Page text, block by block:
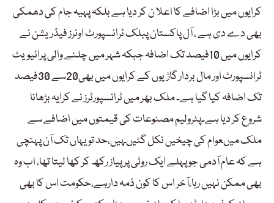
کرایوں میں بڑا اضافے کا اعلا ن کر دیا ہے بلکہ پہیہ جام کی دھمکی
بھی دے دی ہے ، آل پاکستان پبلک ٹرانسپورٹ اونرز فیڈریشن نے
کرایوں میں 10فیصد تک اضافہ جبکہ شہر میں چلنے والی پرائیویٹ
ٹرانسپورٹ اور مال بردار گاڑیوں کے کرایوں میں بھی20سے 30فیصد
تک اضافہ کیا گیا ہے۔ ملک بھر میں ٹرانسپورٹرز نے کرایہ بڑھانا
شروع کر دیا ہے۔پٹرولیم مصنوعات کی قیمتوں میں اضافے سے
ملک میںعوام کی چیخیں نکل گئیںہیں،حد تو یہاں تک آن پہنچی
ہے کہ عام آدمی جو پہلے ایک روٹی پر پیاز رکھ کر کھا لیتا تھا، اب وہ
بھی ممکن نہیں رہا،آخر اس کا کون ذمہ دارہے،حکومت اس کا بھی